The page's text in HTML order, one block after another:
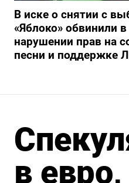
В иске о снятии с
«Яблоко» обвинили в
нарушении прав на
песни и поддержке
в